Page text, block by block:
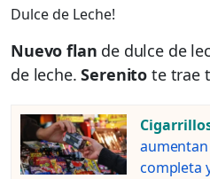
Nuevo flan de dulce de
de leche.Serenito te trae
aumentan
completa